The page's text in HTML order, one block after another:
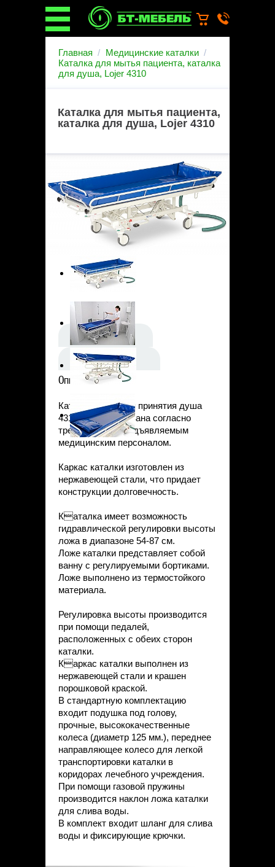
О бренде
Новости
Монтаж операционных
светильников
Запасные части
Гарантийное обслуживание
медицинской мебели
Инструкции от производителей
Установка медицинской мебели
Доставка
Наши объекты
Дилерам
Статьи
Главная
Медицинские каталки
Каталка для мытья пациента, каталка
для душа, Lojer 4310
Каталка для мытья пациента,
каталка для душа, Lojer 4310
Описание
Параметры
Описание
Каталка Lojer для принятия душа
4310 спроектирована согласно
требованиям, предъявляемым
медицинским персоналом.
Каркас каталки изготовлен из
нержавеющей стали, что придает
конструкции долговечность.
Каталка имеет возможность
гидравлической регулировки высоты
ложа в диапазоне 54-87 см.
Ложе каталки представляет собой
ванну с регулируемыми бортиками.
Ложе выполнено из термостойкого
материала.
Регулировка высоты производится
при помощи педалей,
расположенных с обеих сторон
каталки.
Каркас каталки выполнен из
нержавеющей стали и крашен
порошковой краской.
B стандартную комплектацию
входит подушка под голову,
прочные, высококачественные
колеса (диаметр 125 мм.), переднее
направляющее колесо для легкой
транспортировки каталки в
коридорах лечебного учреждения.
При помощи газовой пружины
производится наклон ложа каталки
для слива воды.
B комплект входит шланг для слива
воды и фиксирующие крючки.